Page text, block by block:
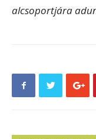
alcsoportjára